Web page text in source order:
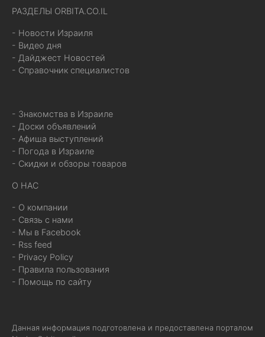
РАЗДЕЛЫ ORBITA.CO.IL
- Новости Израиля
- Видео дня
- Дайджест Новостей
- Справочник специалистов
- Знакомства в Израиле
- Доски объявлений
- Афиша выступлений
- Погода в Израиле
- Скидки и обзоры товаров
О НАС
- О компании
- Связь с нами
- Мы в Facebook
- Rss feed
- Privacy Policy
- Правила пользования
- Помощь по сайту
Данная информация подготовлена и предоставлена порталом